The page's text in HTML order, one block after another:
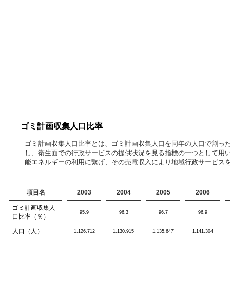
ゴミ計画収集人口比率
ゴミ計画収集人口比率とは、ゴミ計画収集人口を同年の人口で割
し、衛生面での行政サービスの提供状況を見る指標の一つとして
能エネルギーの利用に繋げ、その売電収入により地域行政サービス
項目名 2003 2004 2005 2006
ゴミ計画収集人
口比率（％）
95.9 96.3 96.7 96.9
人口（人） 1,126,712 1,130,915 1,135,647 1,141,304